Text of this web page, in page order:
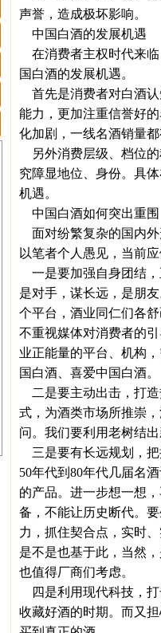
声誉，造成极坏影响。
中国白酒的发展机遇
在消费者主权时代来临
国白酒的发展机遇。
首先是消费者对白酒认
能力，更加注重信誉好
化加剧，一线名酒销量都
另外消费层级、档位的
究障显地位、身份。具
机遇。
中国白酒如何突出重围
面对纷繁复杂的国内外
以笔者个人愚见，当前应
一是要加强自身团结，
是对手，谋长远，是朋
个平台，酒业同仁们各
不重视媒体对消费者的
业正能量的平台、机构
国白酒、喜爱中国白酒。
二是要主动出击，打造
式，为酒类市场所推崇
问。我们要利用老树结
三是要有长远规划，把
50年代到80年代几届名
的产品。进一步想一想
备，不能让历史断代。
力，抓住契合点，实时
是不是也基于此，当然
也值得厂商们考虑。
四是利用现代科技，打
收藏好酒的时期。而又